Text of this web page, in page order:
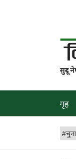
सुदूर
गृह
#